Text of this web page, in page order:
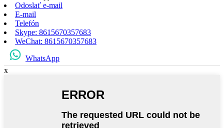
Odoslať e-mail
E-mail
Telefón
Skype: 8615670357683
WeChat: 8615670357683
WhatsApp
x